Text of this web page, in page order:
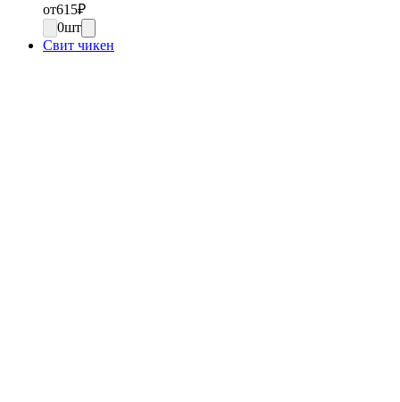
от615₽
0шт
Свит чикен